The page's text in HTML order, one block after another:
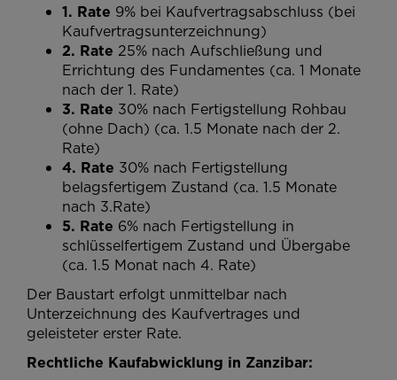
1. Rate 9% bei Kaufvertragsabschluss (bei
Kaufvertragsunterzeichnung)
2. Rate 25% nach Aufschließung und
Errichtung des Fundamentes (ca. 1 Monate
nach der 1. Rate)
3. Rate 30% nach Fertigstellung Rohbau
(ohne Dach) (ca. 1.5 Monate nach der 2.
Rate)
4. Rate 30% nach Fertigstellung
belagsfertigem Zustand (ca. 1.5 Monate
nach 3.Rate)
5. Rate 6% nach Fertigstellung in
schlüsselfertigem Zustand und Übergabe
(ca. 1.5 Monat nach 4. Rate)
Der Baustart erfolgt unmittelbar nach
Unterzeichnung des Kaufvertrages und
geleisteter erster Rate.
Rechtliche Kaufabwicklung in Zanzibar: